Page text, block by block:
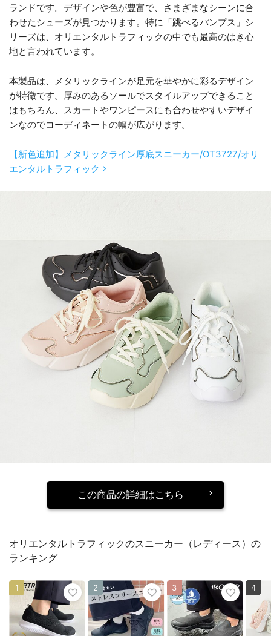
ランドです。デザインや色が豊富で、さまざまなシーンに合
わせたシューズが見つかります。特に「跳べるパンプス」シ
リーズは、オリエンタルトラフィックの中でも最高のはき心
地と言われています。
本製品は、メタリックラインが足元を華やかに彩るデザイン
が特徴です。厚みのあるソールでスタイルアップできること
はもちろん、スカートやワンピースにも合わせやすいデザイ
ンなのでコーディネートの幅が広がります。
【新色追加】メタリックライン厚底スニーカー/OT3727/オリ
エンタルトラフィック
この商品の詳細はこちら
オリエンタルトラフィックのスニーカー（レディース）の
ランキング
1 2 3 4